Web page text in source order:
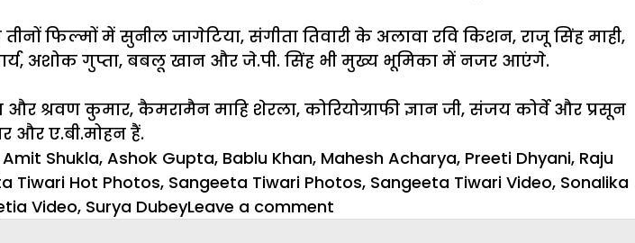
फिल्मों में सुनील जागेटिया, संगीता तिवारी के अलावा रवि किशन, राजू सिंह माही,
अशोक गुप्ता, बबलू खान और जे.पी. सिंह भी मुख्य भूमिका में नजर आएंगे.
कुमार, कैमरामैन माहि शेरला, कोरियोग्राफी ज्ञान जी, संजय कोर्वे और प्रसून
और ए.बी.मोहन हैं.
Amit Shukla, Ashok Gupta, Bablu Khan, Mahesh Acharya, Preeti Dhyani, Raju
Tiwari Hot Photos, Sangeeta Tiwari Photos, Sangeeta Tiwari Video, Sonalika
Video, Surya DubeyLeave a comment